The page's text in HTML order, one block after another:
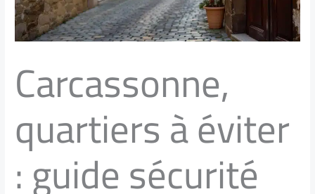
Carcassonne,
quartiers à éviter
: guide sécurité